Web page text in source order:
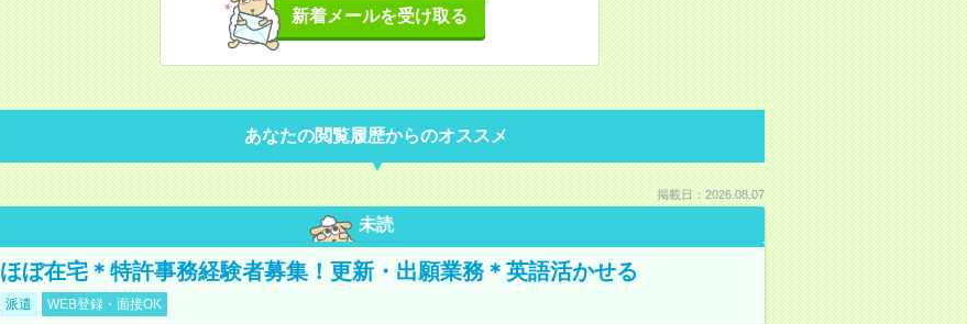
新着メールを受け取る
あなたの閲覧履歴からのオススメ
掲載日：2026.08.07
未読
ほぼ在宅＊特許事務経験者募集！更新・出願業務＊英語活かせる
派遣 WEB登録・面接OK